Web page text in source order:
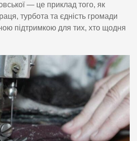
— це приклад того, як
турбота та єдність громади
підтримкою для тих, хто щодня